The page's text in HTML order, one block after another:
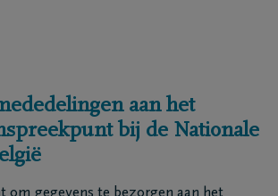
aan het
bij de Nationale